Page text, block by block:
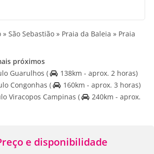
» São Sebastião » Praia da Baleia » Praia
próximos
Guarulhos (
138km - aprox. 2 horas)
Congonhas (
160km - aprox. 3 horas)
Viracopos Campinas (
240km - aprox.
e disponibilidade